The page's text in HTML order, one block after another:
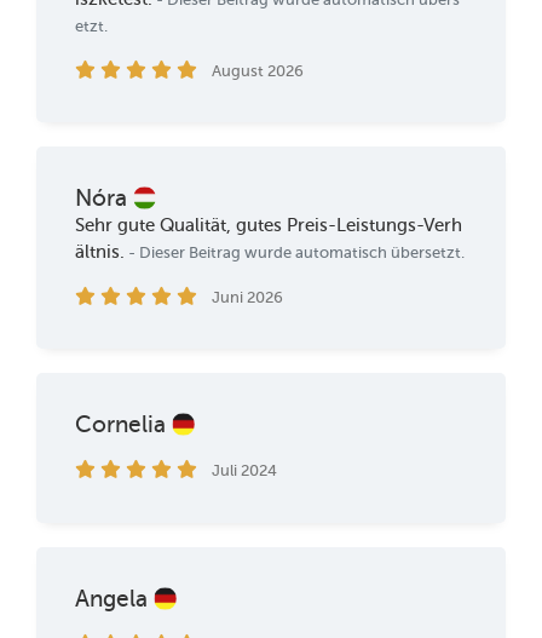
etzt.
August 2026
Nóra
Sehr gute Qualität, gutes Preis-Leistungs-Verh
ältnis. - Dieser Beitrag wurde automatisch übersetzt.
Juni 2026
Cornelia
Juli 2024
Angela